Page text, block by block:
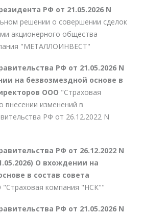
РФ от 21.05.2026 N
решении о совершении сделок
акционерного общества
"МЕТАЛЛОИНВЕСТ"
РФ от 21.05.2026 N
на безвозмездной основе в
ООО "Страховая
внесении изменений в
РФ от 26.12.2022 N
РФ от 26.12.2022 N
О вхождении на
в состав совета
"Страховая компания "НСК""
РФ от 21.05.2026 N